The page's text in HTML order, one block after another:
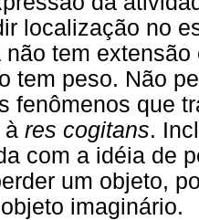
localização no
tem
tem peso. Não
fenômenos que
à res cogitans.
com a idéia de
um objeto,
imaginário.